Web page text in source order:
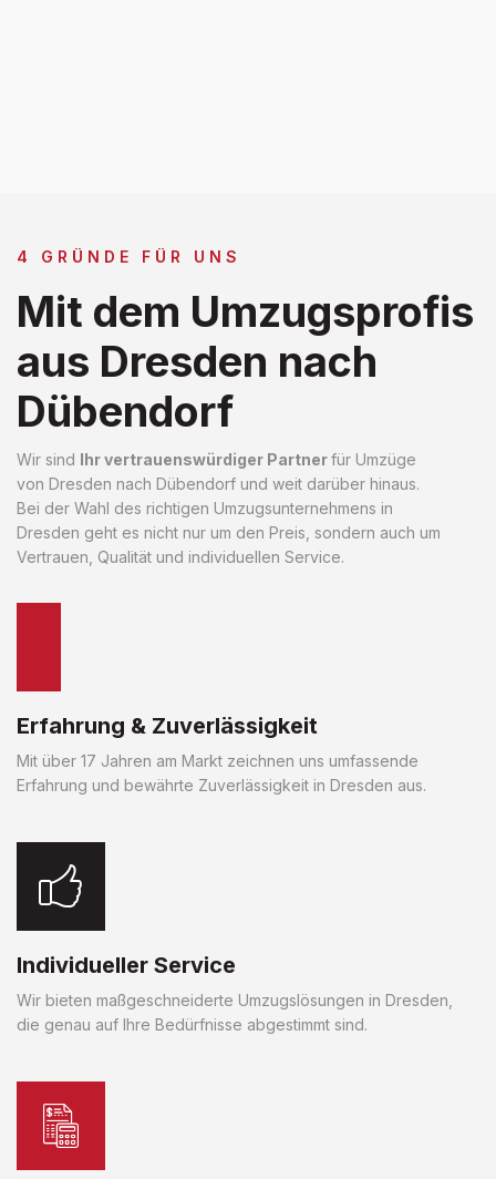
4 GRÜNDE FÜR UNS
Mit dem Umzugsprofis
aus Dresden nach
Dübendorf
Wir sind Ihr vertrauenswürdiger Partnerfür Umzüge
von Dresden nach Dübendorf und weit darüber hinaus.
Bei der Wahl des richtigen Umzugsunternehmens in
Dresden geht es nicht nur um den Preis, sondern auch um
Vertrauen, Qualität und individuellen Service.
Erfahrung & Zuverlässigkeit
Mit über 17 Jahren am Markt zeichnen uns umfassende
Erfahrung und bewährte Zuverlässigkeit in Dresden aus.
Individueller Service
Wir bieten maßgeschneiderte Umzugslösungen in Dresden,
die genau auf Ihre Bedürfnisse abgestimmt sind.